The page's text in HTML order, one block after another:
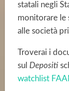
statali negli
monitorare le
alle società
Troverai i
sul Depositi
watchlist